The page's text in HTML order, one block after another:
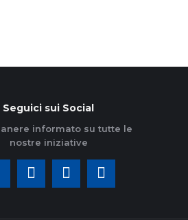
Seguici sui Social
informato su tutte le
nostre iniziative